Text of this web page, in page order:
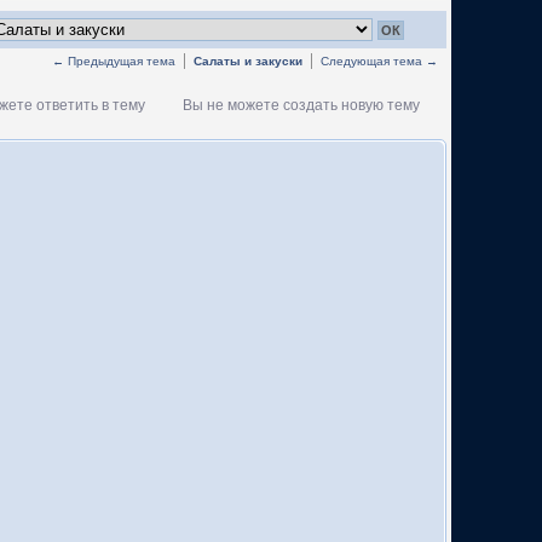
← Предыдущая тема Салаты и закуски Следующая тема →
Вы не можете создать новую тему
ответить в тему